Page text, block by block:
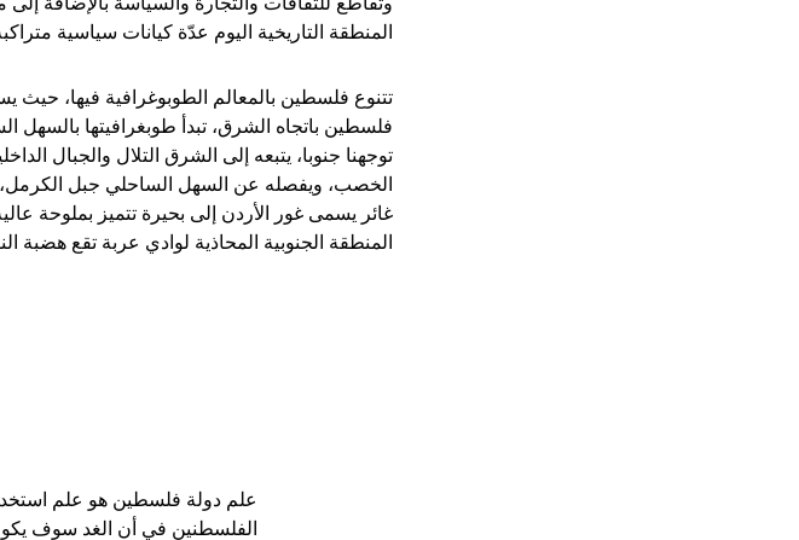
المنطقة التاريخية اليوم عدّة كيانات سياسية
تتنوع فلسطين بالمعالم الطوبوغرافية فيها،
فلسطين باتجاه الشرق، تبدأ طوبغرافيتها
توجهنا جنوبا، يتبعه إلى الشرق التلال والجبال
الخصب، ويفصله عن السهل الساحلي جبل
غائر يسمى غور الأردن إلى بحيرة تتميز بملوحة
المنطقة الجنوبية المحاذية لوادي عربة تقع هضبة
علم دولة فلسطين هو علم
الفلسطنين في أن الغد سوف